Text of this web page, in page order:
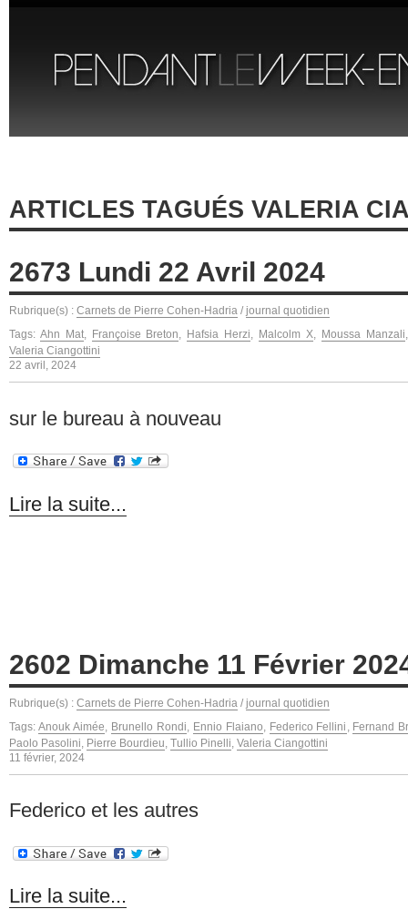
ARTICLES TAGUÉS VALERIA
2673 Lundi 22 Avril 2024
Rubrique(s) : Carnets de Pierre Cohen-Hadria / journal quotidien
Tags: Ahn Mat, Françoise Breton, Hafsia Herzi, Malcolm X, Moussa Manzali
Valeria Ciangottini
22 avril, 2024
sur le bureau à nouveau
Lire la suite...
2602 Dimanche 11 Février
Rubrique(s) : Carnets de Pierre Cohen-Hadria / journal quotidien
Tags: Anouk Aimée Brunello Rondi Ennio Flaiano Federico Fellini
Fernand
Paolo Pasolini Pierre Bourdieu Tullio Pinelli Valeria Ciangottini
11 février, 2024
Federico et les autres
Lire la suite...